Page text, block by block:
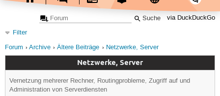
via DuckDuckGo
Filter
Forum
Archive Ältere Beiträge Netzwerke, Server
Netzwerke, Server
Vernetzung mehrerer Rechner, Routingprobleme, Zugriff auf und
Administration von Serverdiensten